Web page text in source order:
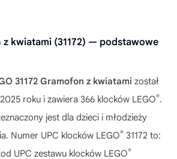
z kwiatami (31172) — podstawowe
31172 Gramofon z kwiatami został
roku i zawiera 366 klocków LEGO®.
jest dla dzieci i młodzieży
Numer UPC klocków LEGO® 31172 to:
UPC zestawu klocków LEGO®